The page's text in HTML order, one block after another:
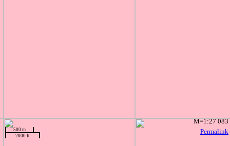
Permalink
500 m
2000 ft
M=1:27 083